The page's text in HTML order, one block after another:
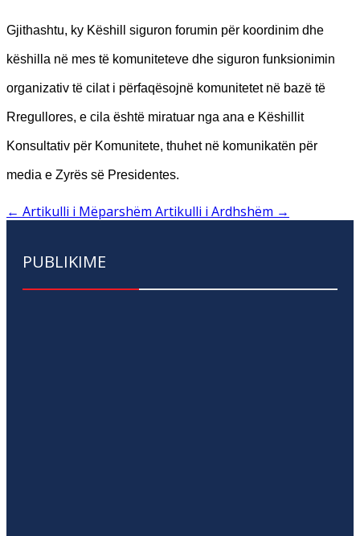
Gjithashtu, ky Këshill siguron forumin për koordinim dhe
këshilla në mes të komuniteteve dhe siguron funksionimin
organizativ të cilat i përfaqësojnë komunitetet në bazë të
Rregullores, e cila është miratuar nga ana e Këshillit
Konsultativ për Komunitete, thuhet në komunikatën për
media e Zyrës së Presidentes.
← Artikulli i Mëparshëm Artikulli i Ardhshëm →
PUBLIKIME